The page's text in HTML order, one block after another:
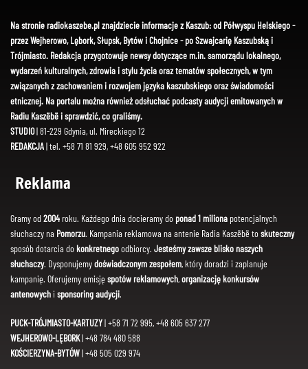
Na stronie radiokaszebe.pl znajdziecie informacje z Kaszub: od Półwyspu Helskiego -
przez Wejherowo, Lębork, Słupsk, Bytów i Chojnice - po Szwajcarię Kaszubską i
Trójmiasto. Redakcja przygotowuje newsy dotyczące m.in. samorządu lokalnego,
wydarzeń kulturalnych, zdrowia i stylu życia oraz tematów społecznych, w tym
związanych z zachowaniem i rozwojem języka kaszubskiego oraz świadomości
etnicznej. Na portalu można również odsłuchać podcasty audycji emitowanych w
Radiu Kaszëbë i sprawdzić, co graliśmy.
STUDIO| 81-229 Gdynia, ul. Mireckiego 12
REDAKCJA| tel. +58 71 81 929, +48 605 952 922
Reklama
Gramy od 2004roku. Każdego dnia docieramy do ponad 1 miliona potencjalnych
słuchaczy na Pomorzu. Kampania reklamowa na antenie Radia Kaszëbë toskuteczny
sposób dotarcia dokonkretnegoodbiorcy. Jesteśmy zawsze blisko naszych
słuchaczy. Dysponujemydoświadczonym zespołem, który doradzi i zaplanuje
kampanię. Oferujemy emisję spotów reklamowych,organizację konkursów
antenowychi sponsoring audycji.
PUCK-TRÓJMIASTO-KARTUZY| +58 71 72 995, +48 605 637 277
WEJHEROWO-LĘBORK| +48 784 480 588
KOŚCIERZYNA-BYTÓW| +48 505 029 974